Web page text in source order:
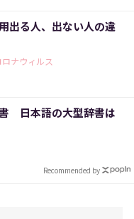
出る人、出ない人の違
ナウィルス
書 日本語の大型辞書は
Recommended by